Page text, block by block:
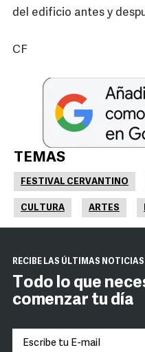
del edificio antes y
CF
TEMAS
FESTIVAL CERVANTINO
CULTURA ARTES
RECIBE LAS ÚLTIMAS
Todo lo que
comenzar tu día